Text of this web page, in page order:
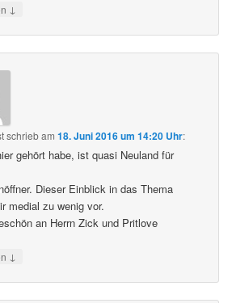
↓
schriebam18. Juni 2016 um 14:20 Uhr:
gehört habe, ist quasi Neuland für
Dieser Einblick in das Thema
medial zu wenig vor.
an Herrn Zick und Pritlove
↓